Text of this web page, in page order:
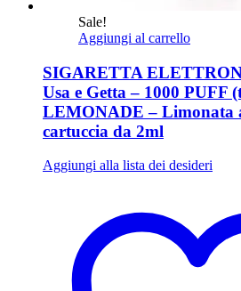
Sale!
Aggiungi al carrello
SIGARETTA
Usa e Getta – 1000 PUFF
LEMONADE – Limonata
cartuccia da 2ml
Aggiungi alla lista dei desideri